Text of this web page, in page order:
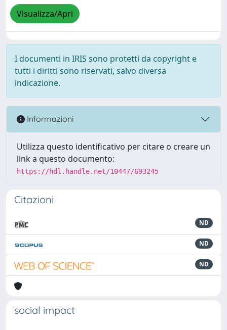
Visualizza/Apri
I documenti in IRIS sono protetti da copyright e
tutti i diritti sono riservati, salvo diversa
indicazione.
Informazioni
Utilizza questo identificativo per citare o creare un
link a questo documento:
https://hdl.handle.net/10447/693245
Citazioni
ND
ND
ND
social impact